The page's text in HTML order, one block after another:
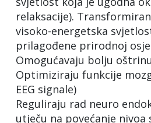
relaksacije).
visoko-energetska
prilagođene prirodnoj
Omogućavaju bolju
Optimiziraju funkcije
EEG signale)
Reguliraju rad neuro
utječu na povećanje nivoa